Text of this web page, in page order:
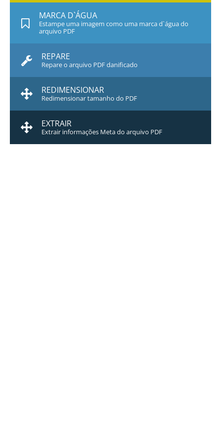
MARCA D`ÁGUA
Estampe uma imagem como uma marca d`água do
arquivo PDF
REPARE
Repare o arquivo PDF danificado
REDIMENSIONAR
Redimensionar tamanho do PDF
EXTRAIR
Extrair informações Meta do arquivo PDF